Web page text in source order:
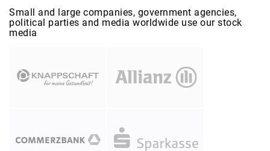
Small and large companies, government agencies,
political parties and media worldwide use our stock
media